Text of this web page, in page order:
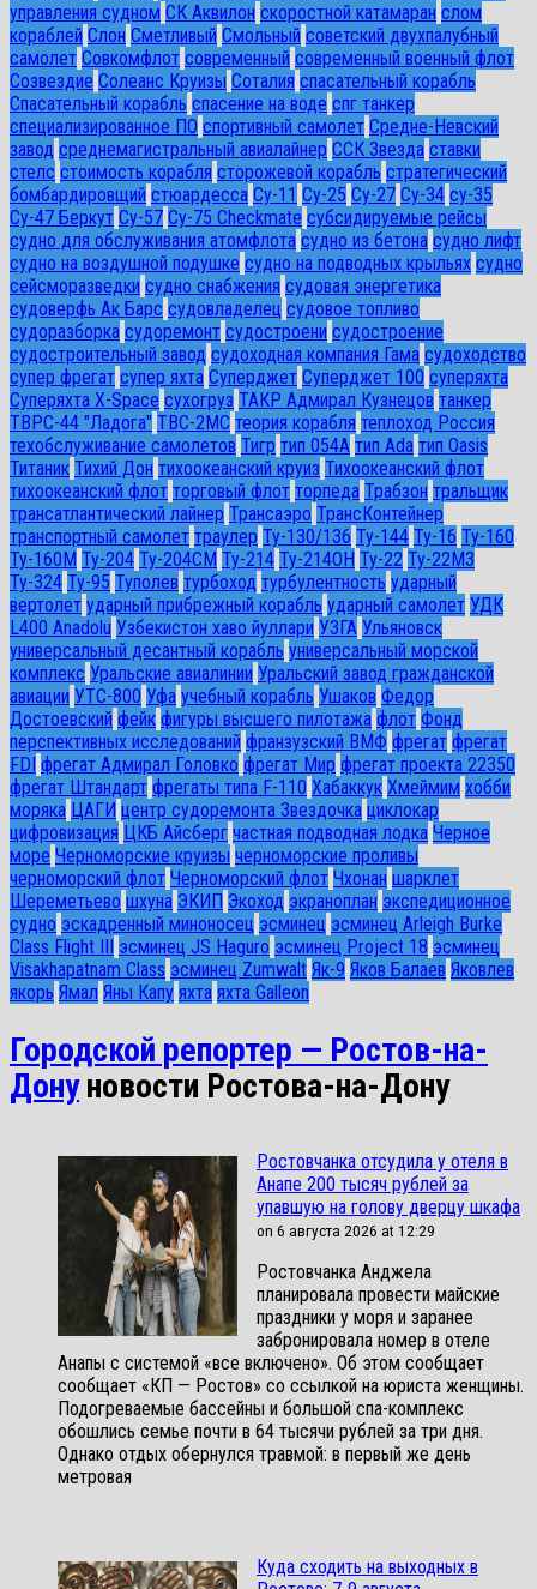
управления судном СК Аквилон скоростной катамаран слом
кораблей Слон Сметливый Смольный советский двухпалубный
самолет Совкомфлот современный современный военный флот
Созвездие Солеанс Круизы Соталия спасательный корабль
Спасательный корабль спасение на воде спг танкер
специализированное ПО спортивный самолет Средне-Невский
завод среднемагистральный авиалайнер ССК Звезда ставки
стелс стоимость корабля сторожевой корабль стратегический
бомбардировщий стюардесса Су-11 Су-25 Су-27 Су-34 су-35
Су-47 Беркут Су-57 Су-75 Checkmate субсидируемые рейсы
судно для обслуживания атомфлота судно из бетона судно лифт
судно на воздушной подушке судно на подводных крыльях судно
сейсморазведки судно снабжения судовая энергетика
судоверфь Ак Барс судовладелец судовое топливо
судоразборка судоремонт судостроени судостроение
судостроительный завод судоходная компания Гама судоходство
супер фрегат супер яхта Суперджет Суперджет 100 суперяхта
Суперяхта X-Space сухогруз ТАКР Адмирал Кузнецов танкер
ТВРС-44 "Ладога" ТВС-2МС теория корабля теплоход Россия
техобслуживание самолетов Тигр тип 054А тип Ada тип Oasis
Титаник Тихий Дон тихоокеанский круиз Тихоокеанский флот
тихоокеанский флот торговый флот торпеда Трабзон тральщик
трансатлантический лайнер Трансаэро ТрансКонтейнер
транспортный самолет траулер Ту-130/136 Ту-144 Ту-16 Ту-160
Ту-160М Ту-204 Ту-204СМ Ту-214 Ту-214ОН Ту-22 Ту-22М3
Ту-324 Ту-95 Туполев турбоход турбулентность ударный
вертолет ударный прибрежный корабль ударный самолет УДК
L400 Anadolu Узбекистон хаво йуллари УЗГА Ульяновск
универсальный десантный корабль универсальный морской
комплекс Уральские авиалинии Уральский завод гражданской
авиации УТС-800 Уфа учебный корабль Ушаков Федор
Достоевский фейк фигуры высшего пилотажа флот Фонд
перспективных исследований франзузский ВМФ фрегат фрегат
FDI фрегат Адмирал Головко фрегат Мир фрегат проекта 22350
фрегат Штандарт фрегаты типа F-110 Хабаккук Хмеймим хобби
моряка ЦАГИ центр судоремонта Звездочка циклокар
цифровизация ЦКБ Айсберг частная подводная лодка Черное
море Черноморские круизы черноморские проливы
черноморский флот Черноморский флот Чхонан шарклет
Шереметьево шхуна ЭКИП Экоход экраноплан экспедиционное
судно эскадренный миноносец эсминец эсминец Arleigh Burke
Class Flight III
эсминец JS Haguro эсминец Project 18 эсминец
Visakhapatnam Class эсминец Zumwalt Як-9 Яков Балаев Яковлев
якорь Ямал Яны Капу яхта яхта Galleon
Городской репортер — Ростов-на-
Дону новости Ростова-на-Дону
Ростовчанка отсудила у отеля в
Анапе 200 тысяч рублей за
упавшую на голову дверцу шкафа
on 6 августа 2026 at 12:29
Ростовчанка Анджела
планировала провести майские
праздники у моря и заранее
забронировала номер в отеле
Анапы с системой «все включено». Об этом сообщает
сообщает «КП — Ростов» со ссылкой на юриста женщины.
Подогреваемые бассейны и большой спа-комплекс
обошлись семье почти в 64 тысячи рублей за три дня.
Однако отдых обернулся травмой: в первый же день
метровая
Куда сходить на выходных в